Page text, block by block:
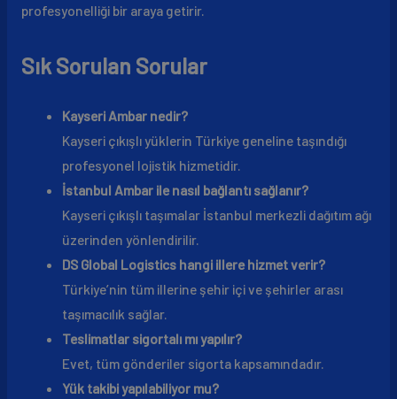
profesyonelliği bir araya getirir.
Sık Sorulan Sorular
Kayseri Ambar nedir?
Kayseri çıkışlı yüklerin Türkiye geneline taşındığı
profesyonel lojistik hizmetidir.
İstanbul Ambar ile nasıl bağlantı sağlanır?
Kayseri çıkışlı taşımalar İstanbul merkezli dağıtım ağı
üzerinden yönlendirilir.
DS Global Logistics hangi illere hizmet verir?
Türkiye’nin tüm illerine şehir içi ve şehirler arası
taşımacılık sağlar.
Teslimatlar sigortalı mı yapılır?
Evet, tüm gönderiler sigorta kapsamındadır.
Yük takibi yapılabiliyor mu?